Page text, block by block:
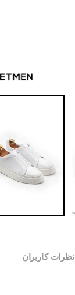
نظرات کاربران